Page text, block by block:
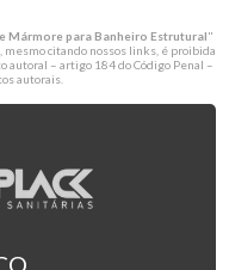
Mármore para Banheiro Estrutural"
mesmo citando nossos links, é proibida
autoral – artigo 184 do Código Penal –
autorais.